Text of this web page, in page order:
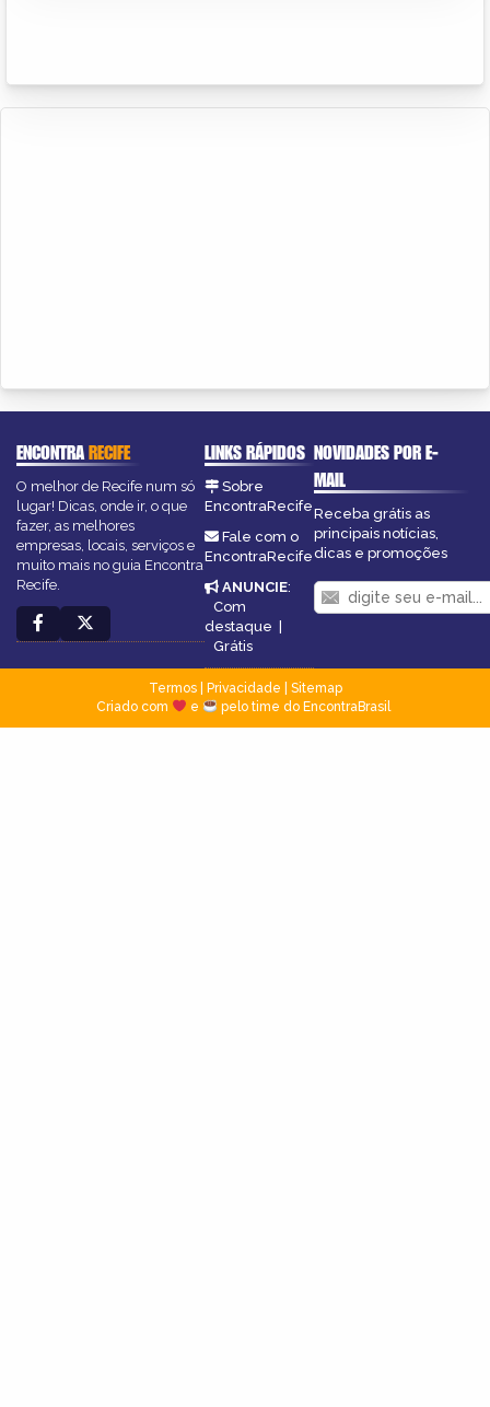
ENCONTRARECIFE
O melhor de Recife num só
lugar! Dicas, onde ir, o que
fazer, as melhores
empresas, locais, serviços e
muito mais no guia Encontra
Recife.
LINKS RÁPIDOS
Sobre
EncontraRecife
Fale com o
EncontraRecife
ANUNCIE:
Com
destaque |
Grátis
NOVIDADES POR E-
MAIL
Receba grátis as
principais notícias,
dicas e promoções
Termos| Privacidade
Sitemap
Criado com
e pelo time do EncontraBrasil